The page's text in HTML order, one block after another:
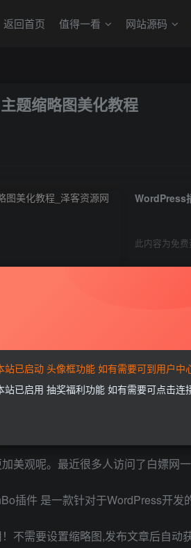
返回首页 值得一看 网站源码
题缩略图美化教程
WordPress
此内容为免
置像泽客那样的缩略图是如何做到
美观呢。最近很多人访问了白嫖网
插件 是一款针对于WordPress开发
不需要设置缩略图,发布文章后自动
站已启动 头像框功能 如有需要可到用户中
站已启用 抽奖福利功能 如有需要可点击连